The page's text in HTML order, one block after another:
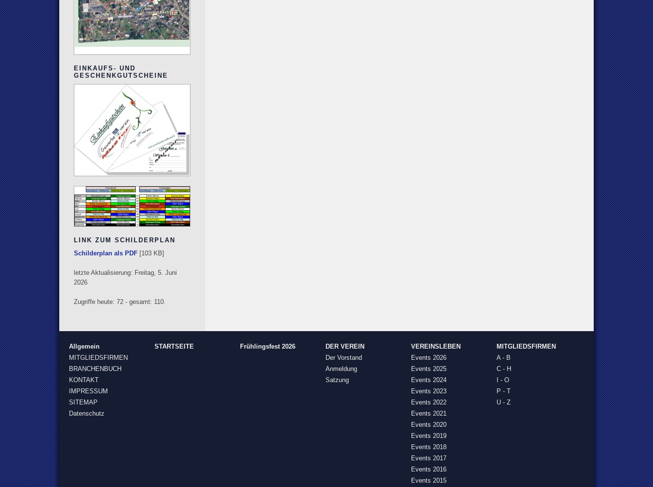
EINKAUFS- UND
GESCHENKGUTSCHEINE
LINK ZUM SCHILDERPLAN
Schilderplan als PDF [103 KB]
letzte Aktualisierung: Freitag, 5. Juni
2026
Zugriffe heute: 72 - gesamt: 110.
Allgemein
MITGLIEDSFIRMEN
BRANCHENBUCH
KONTAKT
IMPRESSUM
SITEMAP
Datenschutz
STARTSEITE Frühlingsfest 2026
DER VEREIN
Der Vorstand
Anmeldung
Satzung
VEREINSLEBEN
Events 2026
Events 2025
Events 2024
Events 2023
Events 2022
Events 2021
Events 2020
Events 2019
Events 2018
Events 2017
Events 2016
Events 2015
MITGLIEDSFIRMEN
A - B
C - H
I - O
P - T
U - Z